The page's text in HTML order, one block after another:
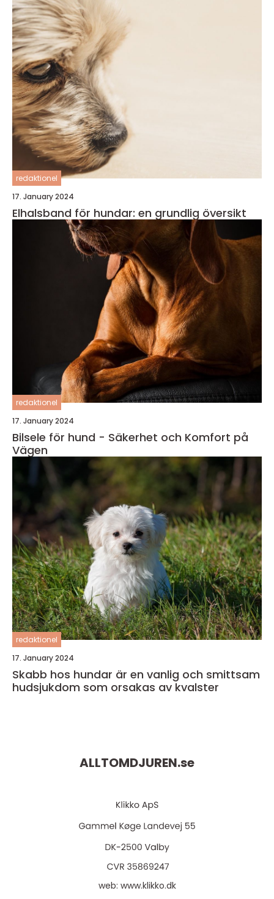
redaktionel
17. January 2024
Elhalsband för hundar: en grundlig översikt
redaktionel
17. January 2024
Bilsele för hund - Säkerhet och Komfort på
Vägen
redaktionel
17. January 2024
Skabb hos hundar är en vanlig och smittsam
hudsjukdom som orsakas av kvalster
ALLTOMDJUREN.se
web: www.klikko.dk